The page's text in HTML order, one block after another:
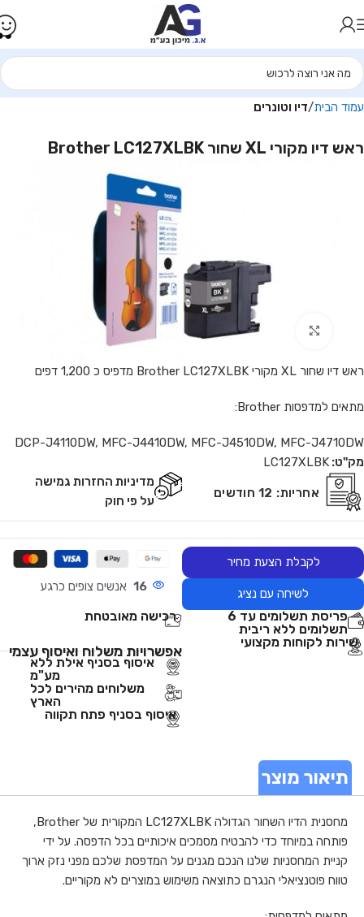
עמוד הבית דיו וטונרים
ראש דיו מקורי XL שחור Brother LC127XLBK
Click to enlarge
ראש דיו שחור XL מקורי Brother LC127XLBK מדפיס כ 1,200 דפים
מתאים למדפסות Brother:
DCP-J4110DW, MFC-J4410DW, MFC-J4510DW, MFC-J4710DW
מק"ט: LC127XLBK
אחריות: 12 חודשים
מדיניות החזרות גמישה
על פי חוק
לקבלת הצעת מחיר
לשיחה עם נציג 16 אנשים צופים כרגע
פריסת תשלומים עד 6
תשלומים ללא ריבית
רכישה מאובטחת
שירות לקוחות מקצועי
אפשרויות משלוח ואיסוף עצמי
איסוף בסניף אילת ללא
מע"מ
משלוחים מהירים לכל
הארץ
איסוף בסניף פתח תקווה
תיאור מוצר
מחסנית הדיו השחור הגדולה LC127XLBK המקורית של Brother,
פותחה במיוחד כדי להבטיח מסמכים איכותיים בכל הדפסה. על ידי
קניית המחסניות שלנו הנכם מגנים על המדפסת שלכם מפני נזק ארוך
טווח פוטנציאלי הנגרם כתוצאה משימוש במוצרים לא מקוריים.